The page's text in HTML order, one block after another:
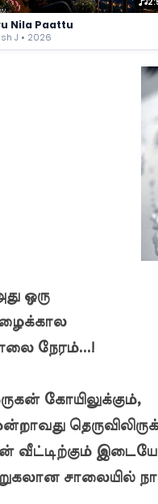
Nila Paattu
J • 2026
ஒரு
நேரம்...!
கோயிலுக்கும்,
வீட்டிற்கும்
சாலையில்